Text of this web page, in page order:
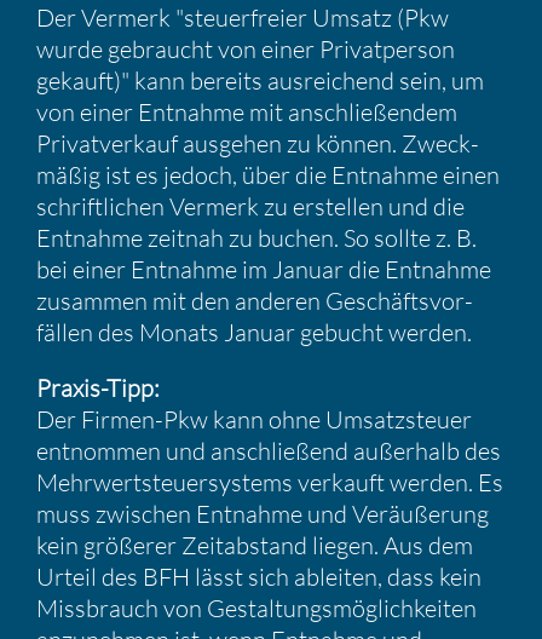
Der Vermerk "steuer­freier Umsatz (Pkw
wurde gebraucht von einer Privat­person
gekauft)" kann bereits ausrei­chend sein, um
von einer Entnahme mit anschlie­ßendem
Privat­ver­kauf ausgehen zu können. Zweck­
mäßig ist es jedoch, über die Entnahme einen
schrift­li­chen Vermerk zu erstellen und die
Entnahme zeitnah zu buchen. So sollte z. B.
bei einer Entnahme im Januar die Entnahme
zusammen mit den anderen Geschäfts­vor­
fällen des Monats Januar gebucht werden.
Praxis-Tipp:
Der Firmen-Pkw kann ohne Umsatz­steuer
entnommen und anschlie­ßend außer­halb des
Mehrwert­steu­er­sys­tems verkauft werden. Es
muss zwischen Entnahme und Veräu­ße­rung
kein größerer Zeitab­stand liegen. Aus dem
Urteil des BFH lässt sich ableiten, dass kein
Missbrauch von Gestal­tungs­mög­lich­keiten